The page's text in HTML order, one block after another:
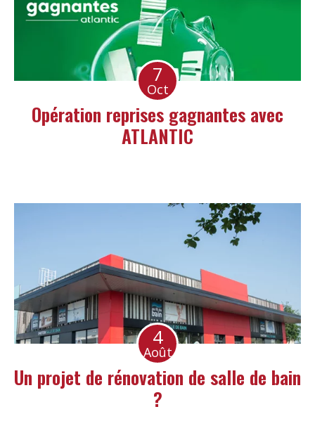
7
Oct
Opération reprises gagnantes avec
ATLANTIC
4
Août
Un projet de rénovation de salle de bain
?